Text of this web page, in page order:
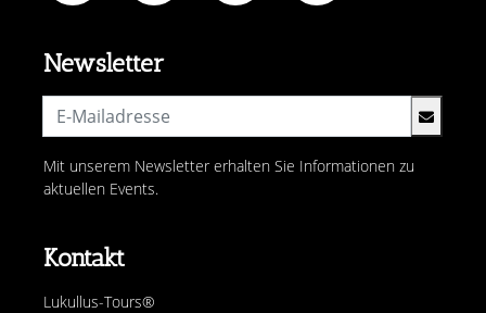
Kontakt
Lukullus-Tours®
Newsletter
Mit unserem Newsletter erhalten Sie Informationen zu
aktuellen Events.